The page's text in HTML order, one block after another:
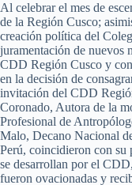
Al celebrar el mes de
de la Región Cusco;
creación política del
juramentación de nuevos
CDD Región Cusco y
en la decisión de
invitación del CDD
Coronado, Autora de la
Profesional de
Malo, Decano Nacional
Perú, coincidieron con su
se desarrollan por el
fueron ovacionadas y